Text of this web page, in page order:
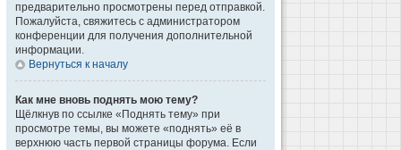
предварительно просмотрены перед отправкой.
Пожалуйста, свяжитесь с администратором
конференции для получения дополнительной
информации.
Вернуться к началу
Как мне вновь поднять мою тему?
Щёлкнув по ссылке «Поднять тему» при
просмотре темы, вы можете «поднять» её в
верхнюю часть первой страницы форума. Если